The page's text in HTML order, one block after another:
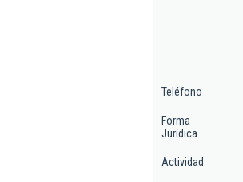
Teléfono
Forma
Jurídica
Actividad